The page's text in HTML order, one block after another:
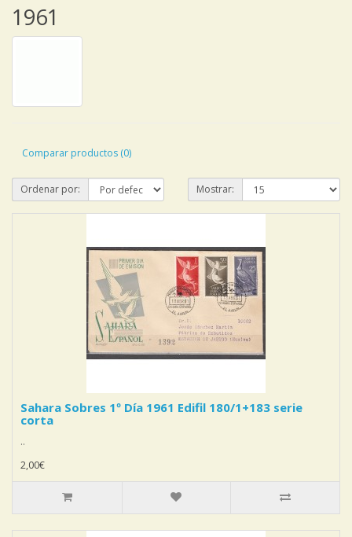
1961
Comparar productos (0)
Ordenar por: Mostrar:
Sahara Sobres 1º Día 1961 Edifil 180/1+183 serie
corta
..
2,00€